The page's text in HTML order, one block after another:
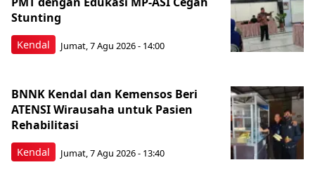
Kendal
Stunting
Jumat, 7 Agu 2026 - 14:00
Kendal
BNNK Kendal dan Kemensos Beri
ATENSI Wirausaha untuk Pasien
Rehabilitasi
Jumat, 7 Agu 2026 - 13:40